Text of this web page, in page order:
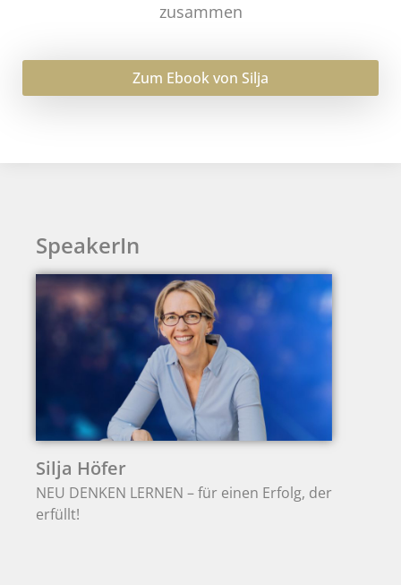
zusammen
Zum Ebook von Silja
SpeakerIn
Silja Höfer
NEU DENKEN LERNEN – für einen Erfolg, der
erfüllt!